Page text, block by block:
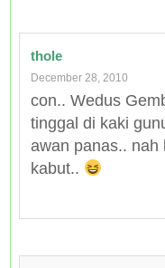
thole
December 28, 2010
con.. Wedus
tinggal di kaki
awan panas.. nah
kabut..